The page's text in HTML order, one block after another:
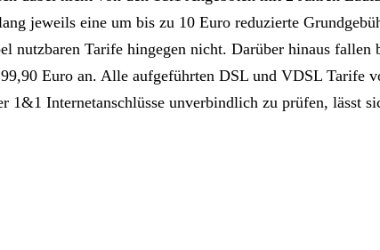
jeweils eine um bis zu 10 Euro reduzierte
nutzbaren Tarife hingegen nicht. Darüber hinaus fallen
Euro an. Alle aufgeführten DSL und VDSL Tarife
1&1 Internetanschlüsse unverbindlich zu prüfen, lässt